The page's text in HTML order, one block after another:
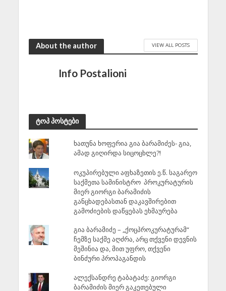
About the author VIEW ALL POSTS
Info Postalioni
ტოპ პოსტები
ხათუნა ხოფერია გია ბარამიძეს- გია,
ამად გიღირდა სიცოცხლე?!
ოკუპირებული აფხაზეთის ე.წ. საგარეო
საქმეთა სამინისტრო პროკურატურის
მიერ გიორგი ბარამიძის
განცხადებასთან დაკავშირებით
გამოძიების დაწყებას ეხმაურება
გია ბარამიძე – „ქოცპროკურატურამ“
ჩემზე საქმე აღძრა, არც თქვენი დევნის
მეშინია და, მით უფრო, თქვენი
ბინძური პროპაგანდის
ალექსანდრე ტაბატაძე: გიორგი
ბარამიძის მიერ გაკეთებული